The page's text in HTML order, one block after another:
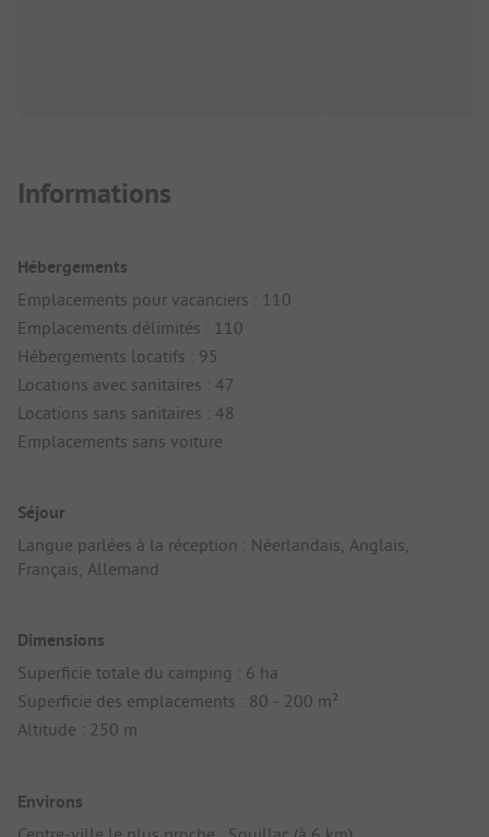
Informations
Hébergements
Emplacements pour vacanciers : 110
Emplacements délimités : 110
Hébergements locatifs : 95
Locations avec sanitaires : 47
Locations sans sanitaires : 48
Emplacements sans voiture
Séjour
Langue parlées à la réception : Néerlandais, Anglais,
Français, Allemand
Dimensions
Superficie totale du camping : 6 ha
Superficie des emplacements : 80 - 200 m²
Altitude : 250 m
Environs